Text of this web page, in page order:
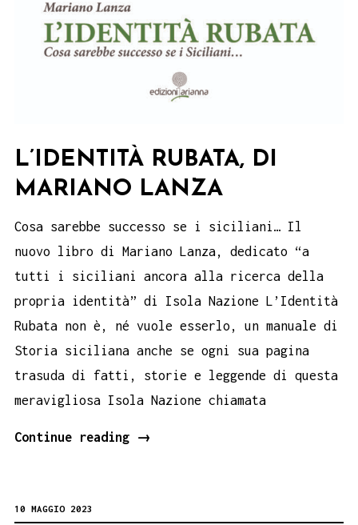
L’IDENTITÀ RUBATA, DI
MARIANO LANZA
Cosa sarebbe successo se i siciliani… Il
nuovo libro di Mariano Lanza, dedicato “a
tutti i siciliani ancora alla ricerca della
propria identità” di Isola Nazione L’Identità
Rubata non è, né vuole esserlo, un manuale di
Storia siciliana anche se ogni sua pagina
trasuda di fatti, storie e leggende di questa
meravigliosa Isola Nazione chiamata
Continue reading
L’identità
→
10 MAGGIO 2023